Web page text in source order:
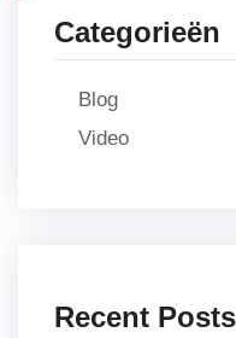
Categorieën
Blog
Video
Recent Posts